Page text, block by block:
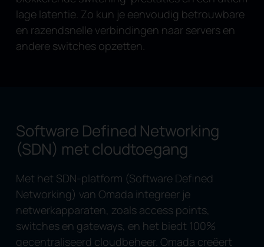
lage latentie. Zo kun je eenvoudig betrouwbare
en razendsnelle verbindingen naar servers en
andere switches opzetten.
Software Defined Networking
(SDN) met cloudtoegang
Met het SDN-platform (Software Defined
Networking) van Omada integreer je
netwerkapparaten, zoals access points,
switches en gateways, en het biedt 100%
gecentraliseerd cloudbeheer. Omada creëert